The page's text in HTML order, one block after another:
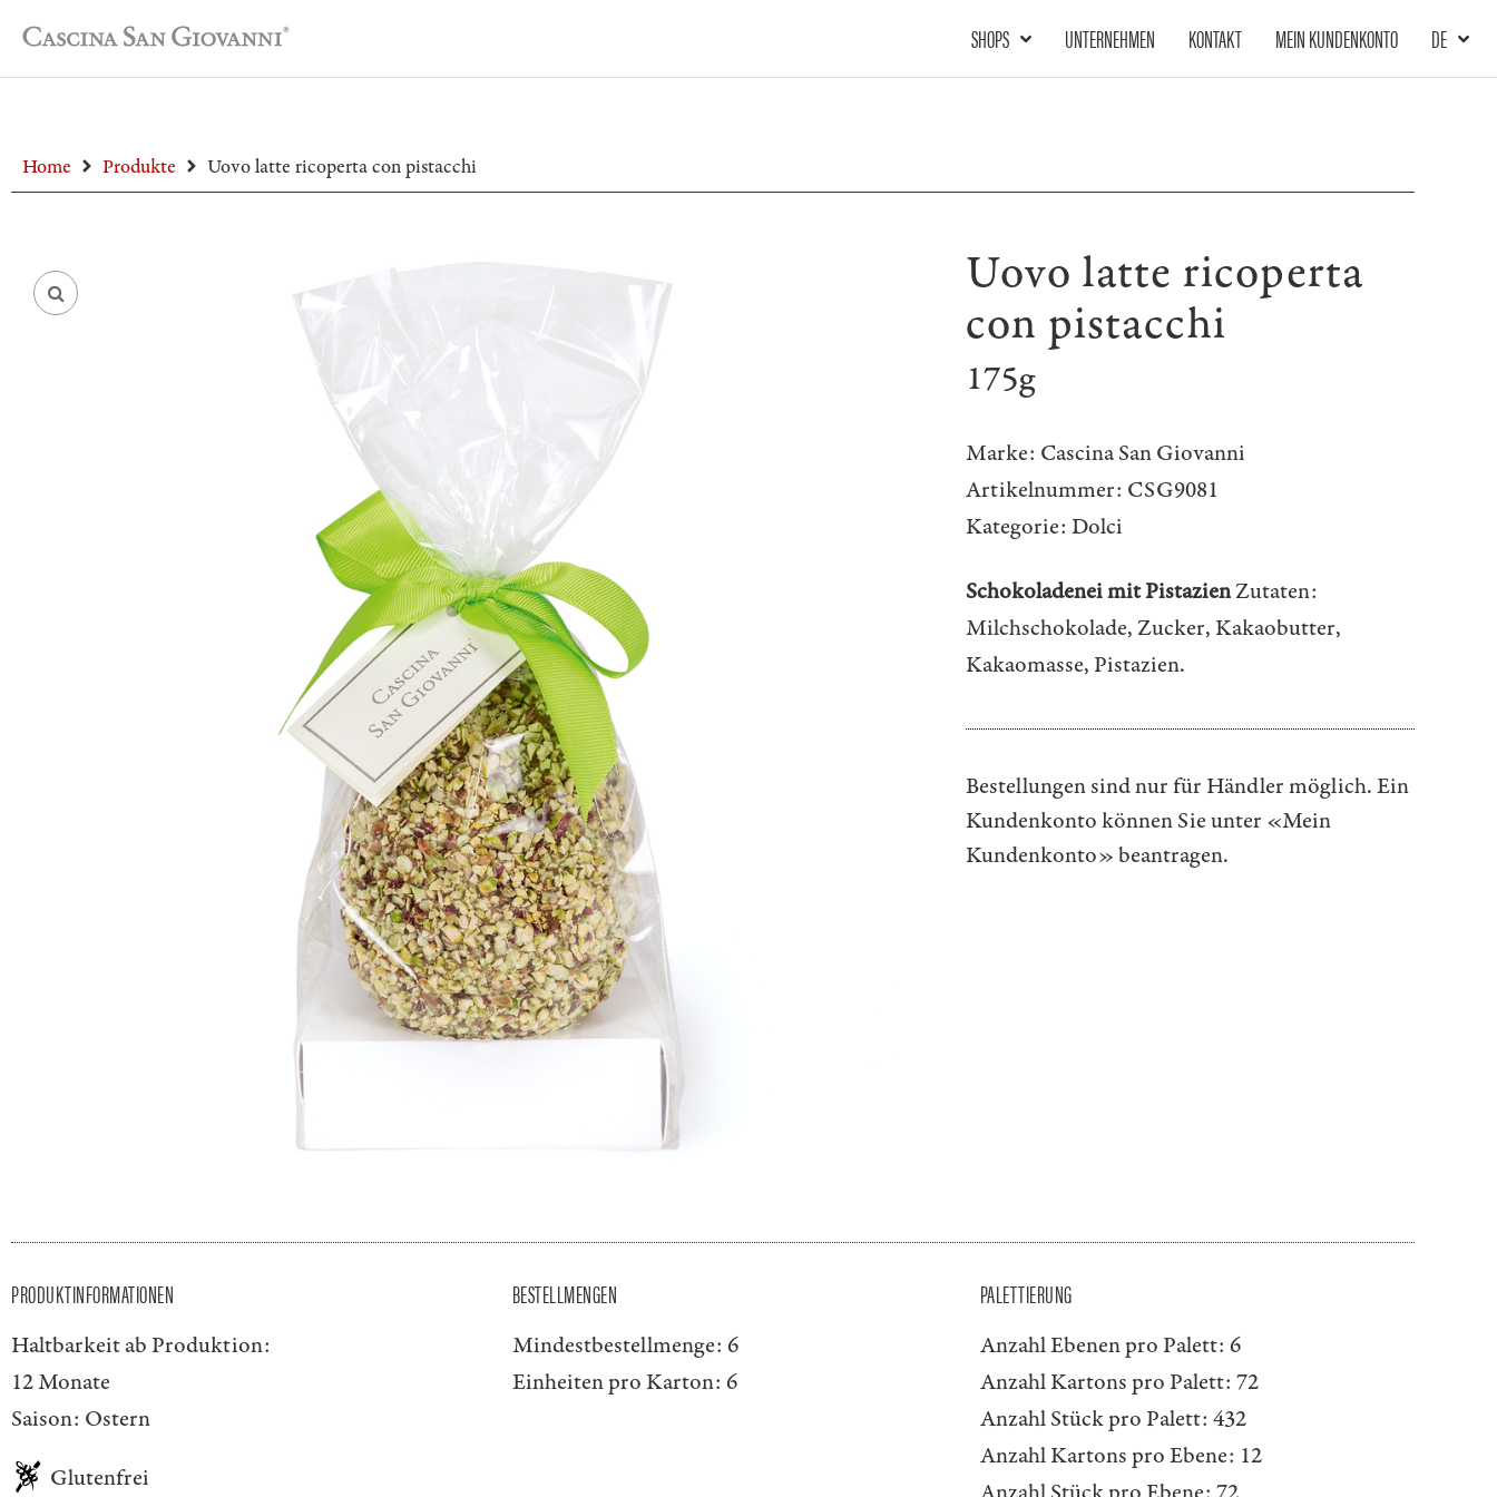
SHOPS UNTERNEHMEN KONTAKT MEIN KUNDENKONTO DE
Home Produkte Uovo latte ricoperta con pistacchi
Uovo latte ricoperta
con pistacchi
175g
Marke: Cascina San Giovanni
Artikelnummer: CSG9081
Kategorie: Dolci
Schokoladenei mit PistazienZutaten:
Milchschokolade, Zucker, Kakaobutter,
Kakaomasse, Pistazien.
Bestellungen sind nur für Händler möglich. Ein
Kundenkonto können Sie unter «Mein
Kundenkonto»beantragen.
PRODUKTINFORMATIONEN
Haltbarkeit ab Produktion:
12 Monate
Saison: Ostern
Glutenfrei
BESTELLMENGEN
Mindestbestellmenge: 6
Einheiten pro Karton: 6
PALETTIERUNG
Anzahl Ebenen pro Palett: 6
Anzahl Kartons pro Palett: 72
Anzahl Stück pro Palett: 432
Anzahl Kartons pro Ebene: 12